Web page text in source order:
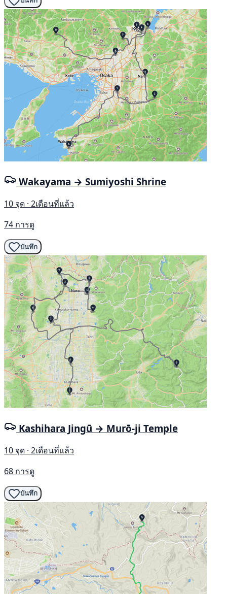
Wakayama → Sumiyoshi Shrine
10 จุด · 2เดือนที่แล้ว
74 การดู
บันทึก
Kashihara Jingū → Murō-ji Temple
10 จุด · 2เดือนที่แล้ว
68 การดู
บันทึก